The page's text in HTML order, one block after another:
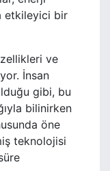
etkileyici bir
ve
İnsan
gibi, bu
bilinirken
öne
teknolojisi